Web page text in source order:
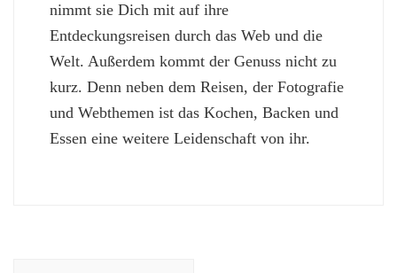
nimmt sie Dich mit auf ihre
Entdeckungsreisen durch das Web und die
Welt. Außerdem kommt der Genuss nicht zu
kurz. Denn neben dem Reisen, der Fotografie
und Webthemen ist das Kochen, Backen und
Essen eine weitere Leidenschaft von ihr.